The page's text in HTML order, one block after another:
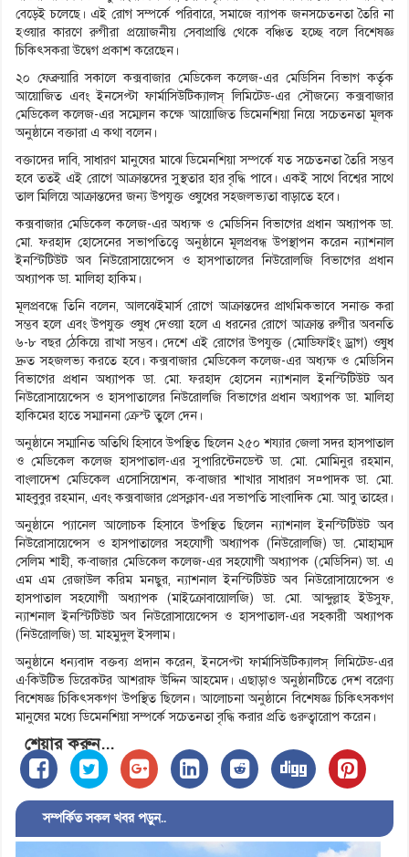
বেড়েই চলেছে। এই রোগ সম্পর্কে পরিবারে, সমাজে ব্যাপক জনসচেতনতা তৈরি না
হওয়ার কারণে রুগীরা প্রয়োজনীয় সেবাপ্রাপ্তি থেকে বঞ্চিত হচ্ছে বলে বিশেষজ্ঞ
চিকিৎসকরা উদ্বেগ প্রকাশ করেছেন।
২০ ফেব্রুয়ারি সকালে কক্সবাজার মেডিকেল কলেজ-এর মেডিসিন বিভাগ কর্তৃক
আয়োজিত এবং ইনসেপ্টা ফার্মাসিউটিক্যালস্ লিমিটেড-এর সৌজন্যে কক্সবাজার
মেডিকেল কলেজ-এর সম্মেলন কক্ষে আয়োজিত ডিমেনশিয়া নিয়ে সচেতনতা মূলক
অনুষ্ঠানে বক্তারা এ কথা বলেন।
বক্তাদের দাবি, সাধারণ মানুষের মাঝে ডিমেনশিয়া সম্পর্কে যত সচেতনতা তৈরি সম্ভব
হবে ততই এই রোগে আক্রান্তদের সুস্থতার হার বৃদ্ধি পাবে। একই সাথে বিশ্বের সাথে
তাল মিলিয়ে আক্রান্তদের জন্য উপযুক্ত ওষুধের সহজলভ্যতা বাড়াতে হবে।
কক্সবাজার মেডিকেল কলেজ-এর অধ্যক্ষ ও মেডিসিন বিভাগের প্রধান অধ্যাপক ডা.
মো. ফরহাদ হোসেনের সভাপতিত্ত্বে অনুষ্ঠানে মূলপ্রবন্ধ উপস্থাপন করেন ন্যাশনাল
ইনস্টিটিউট অব নিউরোসায়েন্সেস ও হাসপাতালের নিউরোলজি বিভাগের প্রধান
অধ্যাপক ডা. মালিহা হাকিম।
মূলপ্রবন্ধে তিনি বলেন, আলঝেইমার্স রোগে আক্রান্তদের প্রাথমিকভাবে সনাক্ত করা
সম্ভব হলে এবং উপযুক্ত ওষুধ দেওয়া হলে এ ধরনের রোগে আক্রান্ত রুগীর অবনতি
৬-৮ বছর ঠেকিয়ে রাখা সম্ভব। দেশে এই রোগের উপযুক্ত (মোডিফাইং ড্রাগ) ওষুধ
দ্রুত সহজলভ্য করতে হবে। কক্সবাজার মেডিকেল কলেজ-এর অধ্যক্ষ ও মেডিসিন
বিভাগের প্রধান অধ্যাপক ডা. মো. ফরহাদ হোসেন ন্যাশনাল ইনস্টিটিউট অব
নিউরোসায়েন্সেস ও হাসপাতালের নিউরোলজি বিভাগের প্রধান অধ্যাপক ডা. মালিহা
হাকিমের হাতে সম্মাননা ক্রেস্ট তুলে দেন।
অনুষ্ঠানে সম্মানিত অতিথি হিসাবে উপস্থিত ছিলেন ২৫০ শয্যার জেলা সদর হাসপাতাল
ও মেডিকেল কলেজ হাসপাতাল-এর সুপারিন্টেনডেন্ট ডা. মো. মোমিনুর রহমান,
বাংলাদেশ মেডিকেল এসোসিয়েশন, ক·বাজার শাখার সাধারণ স¤পাদক ডা. মো.
মাহবুবুর রহমান, এবং কক্সবাজার প্রেসক্লাব-এর সভাপতি সাংবাদিক মো. আবু তাহের।
অনুষ্ঠানে প্যানেল আলোচক হিসাবে উপস্থিত ছিলেন ন্যাশনাল ইনস্টিটিউট অব
নিউরোসায়েন্সেস ও হাসপাতালের সহযোগী অধ্যাপক (নিউরোলজি) ডা. মোহাম্মদ
সেলিম শাহী, ক·বাজার মেডিকেল কলেজ-এর সহযোগী অধ্যাপক (মেডিসিন) ডা. এ
এম এম রেজাউল করিম মনছুর, ন্যাশনাল ইনস্টিটিউট অব নিউরোসায়েন্সেস ও
হাসপাতাল সহযোগী অধ্যাপক (মাইক্রোবায়োলজি) ডা. মো. আব্দুল্লাহ ইউসুফ,
ন্যাশনাল ইনস্টিটিউট অব নিউরোসায়েন্সেস ও হাসপাতাল-এর সহকারী অধ্যাপক
(নিউরোলজি) ডা. মাহমুদুল ইসলাম।
অনুষ্ঠানে ধন্যবাদ বক্তব্য প্রদান করেন, ইনসেপ্টা ফার্মাসিউটিক্যালস্ লিমিটেড-এর
এ·কিউটিভ ডিরেকটর আশরাফ উদ্দিন আহমেদ। এছাড়াও অনুষ্ঠানটিতে দেশ বরেণ্য
বিশেষজ্ঞ চিকিৎসকগণ উপস্থিত ছিলেন। আলোচনা অনুষ্ঠানে বিশেষজ্ঞ চিকিৎসকগণ
মানুষের মধ্যে ডিমেনশিয়া সম্পর্কে সচেতনতা বৃদ্ধি করার প্রতি গুরুত্বারোপ করেন।
শেয়ার করুন...
সম্পর্কিত সকল খবর পড়ুন..